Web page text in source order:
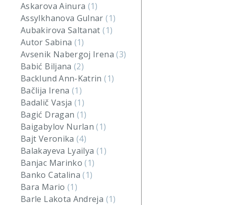
Askarova Ainura (1)
Assylkhanova Gulnar(1)
Aubakirova Saltanat(1)
Autor Sabina (1)
Avsenik Nabergoj Irena(3)
Babić Biljana(2)
Backlund Ann-Katrin(1)
Bačlija Irena(1)
Badalič Vasja(1)
Bagić Dragan (1)
Baigabylov Nurlan(1)
Bajt Veronika(4)
Balakayeva Lyailya (1)
Banjac Marinko(1)
Banko Catalina(1)
Bara Mario (1)
Barle Lakota Andreja (1)